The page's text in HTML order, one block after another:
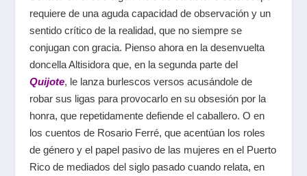
requiere de una aguda capacidad de observación y un
sentido crítico de la realidad, que no siempre se
conjugan con gracia. Pienso ahora en la desenvuelta
doncella Altisidora que, en la segunda parte del
Quijote, le lanza burlescos versos acusándole de
robar sus ligas para provocarlo en su obsesión por la
honra, que repetidamente defiende el caballero. O en
los cuentos de Rosario Ferré, que acentúan los roles
de género y el papel pasivo de las mujeres en el Puerto
Rico de mediados del siglo pasado cuando relata, en